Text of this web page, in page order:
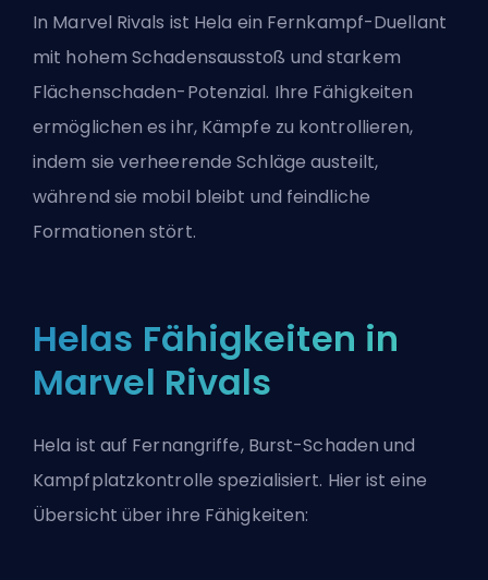
In Marvel Rivals ist Hela ein Fernkampf-Duellant
mit hohem Schadensausstoß und starkem
Flächenschaden-Potenzial. Ihre Fähigkeiten
ermöglichen es ihr, Kämpfe zu kontrollieren,
indem sie verheerende Schläge austeilt,
während sie mobil bleibt und feindliche
Formationen stört.
Helas Fähigkeiten in
Marvel Rivals
Hela ist auf Fernangriffe, Burst-Schaden und
Kampfplatzkontrolle spezialisiert. Hier ist eine
Übersicht über ihre Fähigkeiten: